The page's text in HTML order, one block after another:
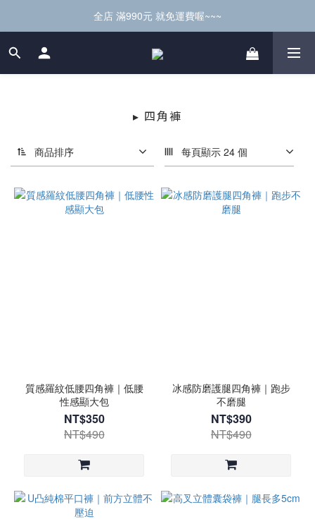
全店 滿990元 就免運費喔~~~
▸ 四角褲
商品排序 每頁顯示 24 個
質感羅紋低腰四角褲｜低腰
性感顯大包
NT$350
NT$490
冰感防磨護腿四角褲｜跑步
不磨腿
NT$390
NT$490